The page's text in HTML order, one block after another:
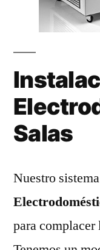
Salas
Nuestro
para complacer